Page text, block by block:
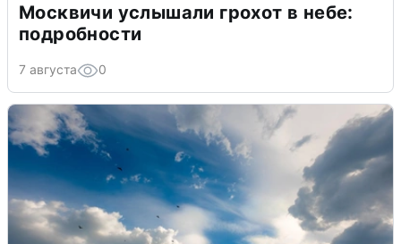
Москвичи услышали грохот в небе:
подробности
7 августа 0